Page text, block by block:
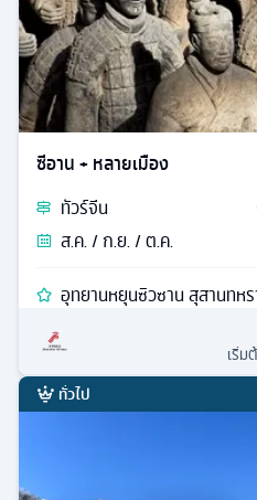
ซีอาน + หลายเมือง
ทัวร์จีน
ส.ค. / ก.ย. / ต.ค.
อุทยานหยุนซิวซาน สุสานทห
เริ่ม
ทั่วไป